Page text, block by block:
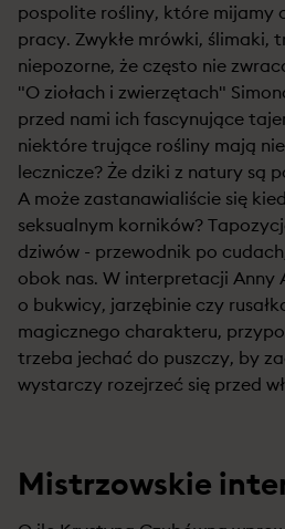
pospolite rośliny, które mijamy
pracy. Zwykłe mrówki, ślimaki,
niepozorne, że często nie
"O ziołach i zwierzętach"
przed nami ich fascynujące
niektóre trujące rośliny mają
lecznicze? Że dziki z natury są
A może zastanawialiście się
seksualnym korników?
dziwów - przewodnik po
obok nas. W interpretacji Anny
o bukwicy, jarzębinie czy
magicznego charakteru,
trzeba jechać do puszczy, by
wystarczy rozejrzeć się przed
Mistrzowskie